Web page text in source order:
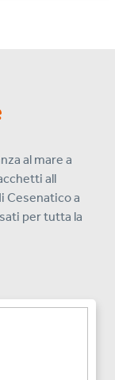
al mare a
all
Cesenatico a
per tutta la